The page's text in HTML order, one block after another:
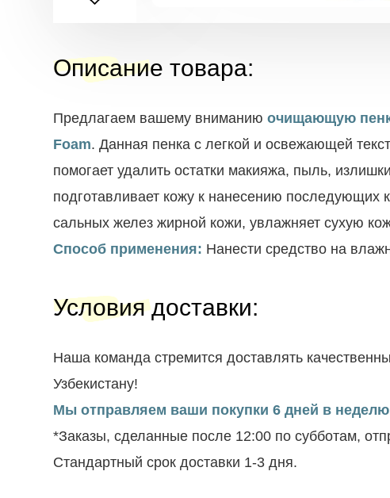
Описание товара:
Предлагаем вашему вниманию очищающую
Foam. Данная пенка с легкой и освежающей
помогает удалить остатки макияжа, пыль,
подготавливает кожу к нанесению последующих
сальных желез жирной кожи, увлажняет сухую
Способ применения: Нанести средство на
Условия доставки:
Наша команда стремится доставлять
Узбекистану!
Мы отправляем ваши покупки 6 дней в
*Заказы, сделанные после 12:00 по субботам,
Стандартный срок доставки 1-3 дня.